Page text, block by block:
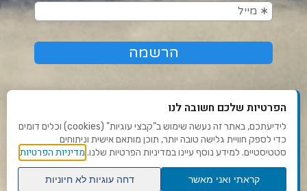
תנאי שימוש ומדיניות פרטיות
פנו אלינו
הפרטיות שלכם חשובה לנו
לידיעתכם, באתר זה נעשה שימוש ב"קבצי עוגיות" (cookies) וכלים דומים
כדי לספק חוויית גלישה טובה יותר, תוכן מותאם אישית וניתוחים
סטטיסטיים. למידע נוסף עיינו במדיניות הפרטיות שלנו. מדיניות הפרטיות
קראתי ואני מאשר דחה עוגיות לא חיוניות